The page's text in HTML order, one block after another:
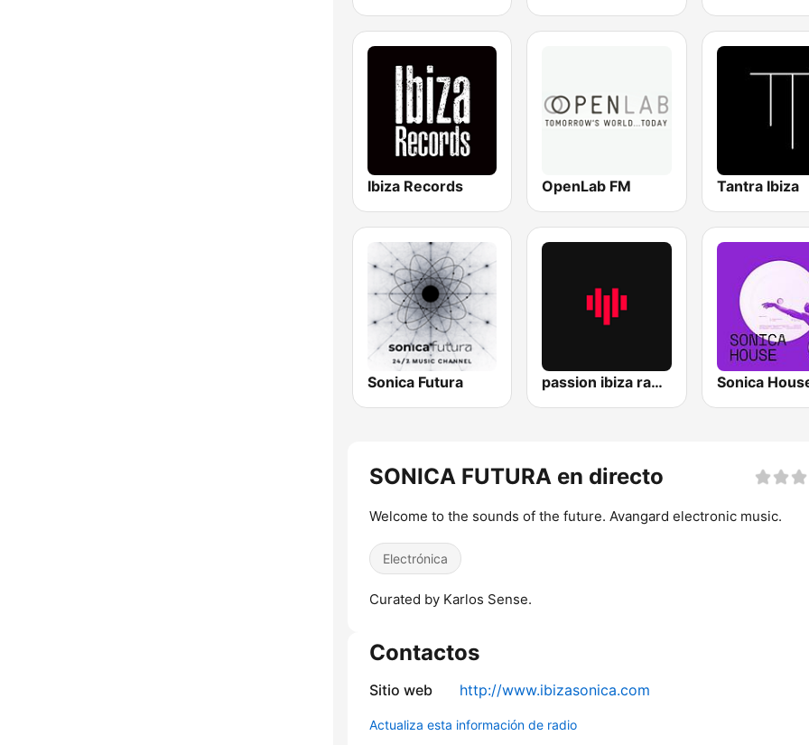
Ibiza Records OpenLab FM Tantra Ibiza
Sonica Futura passion ibiza radio Sonica
SONICA FUTURA en directo
Welcome to the sounds of the future. Avangard electronic music.
Electrónica
Curated by Karlos Sense.
Contactos
Sitio web http://www.ibizasonica.com
Actualiza esta información de radio